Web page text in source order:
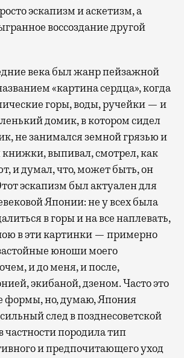
эскапизм и аскетизм, а
воссоздание другой
века был жанр пейзажной
«картина сердца», когда
горы, воды, ручейки — и
домик, в котором сидел
не занимался земной грязью и
книжки, выпивал, смотрел, как
и думал, что, может быть, он
эскапизм был актуален для
Японии: не у всех была
в горы и на все наплевать,
в эти картинки — примерно
юноши моего
и до меня, и после,
экибаной, дзеном. Часто это
формы, но, думаю, Япония
след в позднесоветской
частности породила тип
и предпочитающего уход